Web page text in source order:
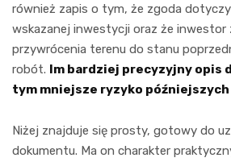
również zapis o tym, że zgoda dotyczy
wskazanej inwestycji oraz że inwestor
przywrócenia terenu do stanu
robót. Im bardziej precyzyjny opis
tym mniejsze ryzyko
Niżej znajduje się prosty, gotowy do
dokumentu. Ma on charakter